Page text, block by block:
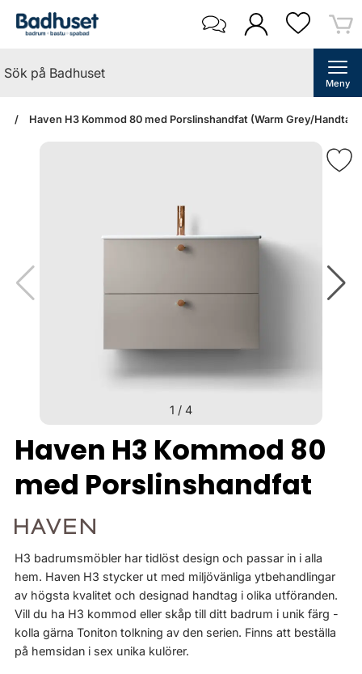
Meny
Haven H3 Kommod 80 med Porslinshandfat (Warm Grey/Handtag
1 / 4
Haven H3 Kommod 80
med Porslinshandfat
H3 badrumsmöbler har tidlöst design och passar in i alla
hem. Haven H3 stycker ut med miljövänliga ytbehandlingar
av högsta kvalitet och designad handtag i olika utföranden.
Vill du ha H3 kommod eller skåp till ditt badrum i unik färg -
kolla gärna Toniton tolkning av den serien. Finns att beställa
på hemsidan i sex unika kulörer.